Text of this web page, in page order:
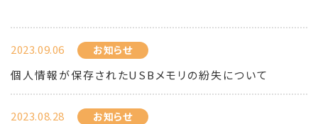
2023.09.06 お知らせ
個人情報が保存されたUSBメモリの紛失について
2023.08.28 お知らせ